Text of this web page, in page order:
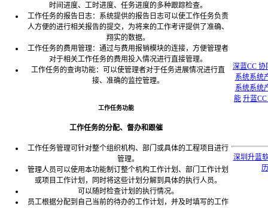
时间进度、工时进度、任务进度的多种跟踪检查。
工作任务的报告日志：系统提供的报告日志可以使工作任务负责
人方便的进行相关报告的提交，为将来的工作考评提供了准确、
翔实的数据。
工作任务的费用管理：通过与费用报销模块的连接，方便管理者
对于相关工作任务的费用投入情况进行直接管理。
工作任务的查询功能：可以使管理者对于任务进展情况进行直
接、准确的监控管理。
工作任务功能
工作任务的分配、督办和跟催
工作任务管理可针对整个组织机构、部门或具体的工程项目进行
管理。
管理人员可以使用本功能制订整个机构工作计划、部门工作计划
或项目工作计划，同时将这些计划分解到具体的执行人员。
可以随时检查计划的执行情况。
员工根据分配到自己当前的待办的工作计划，并及时填写的工作
深蓝CC
系统系统
系统系统
能 升蓝
深圳升蓝